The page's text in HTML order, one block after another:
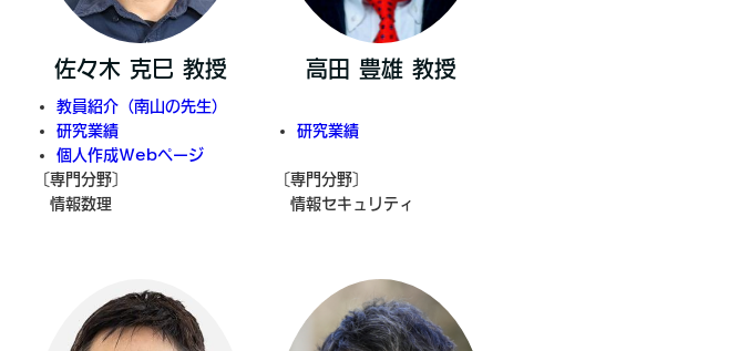
佐々木 克巳 教授
教員紹介（南山の先生）
研究業績
個人作成Webページ
〔専門分野〕
情報数理
高田 豊雄 教授
研究業績
〔専門分野〕
情報セキュリティ